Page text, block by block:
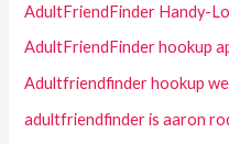
AdultFriendFinder Handy-
AdultFriendFinder hookup
Adultfriendfinder hookup
adultfriendfinder is aaron